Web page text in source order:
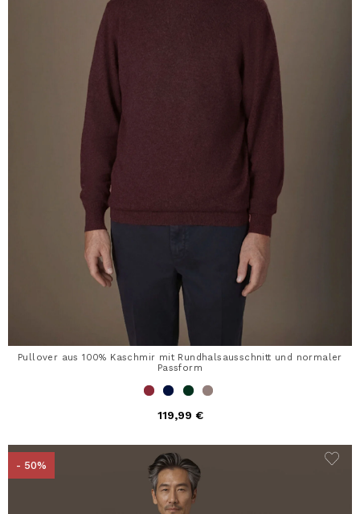
Pullover aus 100% Kaschmir mit Rundhalsausschnitt und normaler
Passform
119,99 €
- 50%